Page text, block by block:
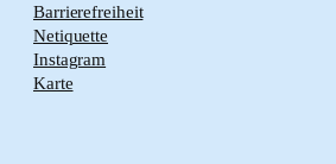
Barrierefreiheit
Netiquette
Instagram
Karte